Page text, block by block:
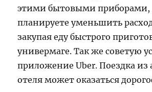
этими бытовыми приборами,
планируете уменьшить
закупая еду быстрого
универмаге. Так же советую
приложение Uber. Поездка из
отеля может оказаться